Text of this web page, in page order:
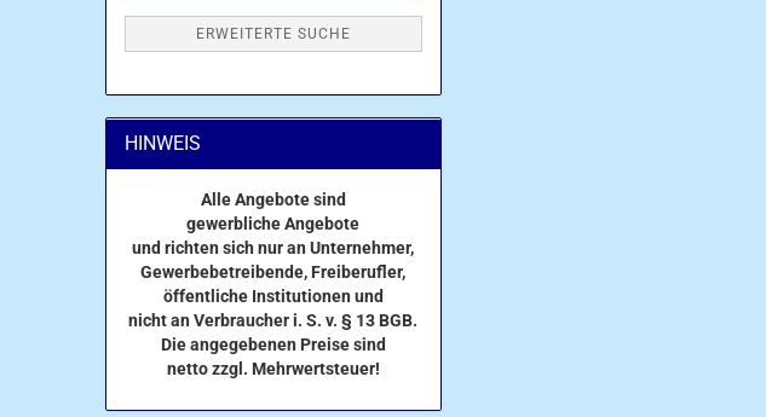
ERWEITERTE SUCHE
HINWEIS
Alle Angebote sind
gewerbliche Angebote
und richten sich nur an Unternehmer,
Gewerbebetreibende, Freiberufler,
öffentliche Institutionen und
nicht an Verbraucher i. S. v. § 13 BGB.
Die angegebenen Preise sind
netto zzgl. Mehrwertsteuer!